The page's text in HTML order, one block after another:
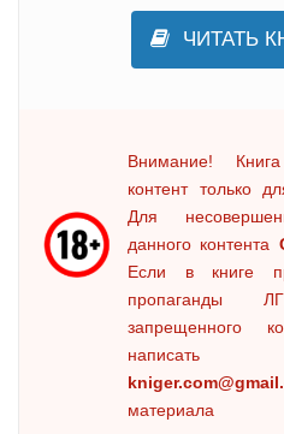
ЧИТАТЬ
Внимание!
контент только
Для
данного контента
Если в книге
пропаганды
запрещенного
материала